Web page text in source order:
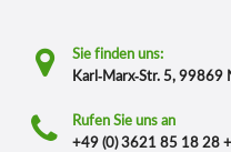
Sie finden uns:
Karl-Marx-Str. 5, 99869
Rufen Sie uns an
+49 (0) 3621 85 18 28